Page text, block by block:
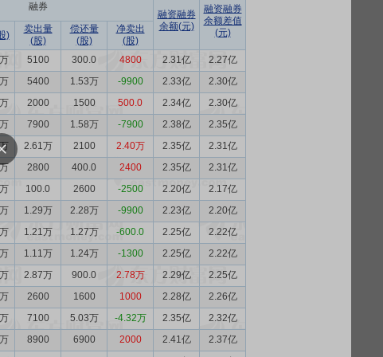
融券
融资融券
余额(元)
融资融券
余额差值
(元)
)
卖出量
(股)
偿还量
(股)
净卖出
(股)
5100 300.0 4800 2.31亿
2.27亿
5400 1.53万 -9900 2.33亿
2.30亿
2000 1500 500.0 2.34亿
2.30亿
7900 1.58万 -7900 2.38亿
2.35亿
2.61万 2100 2.40万 2.35亿
2.31亿
2800 400.0 2400 2.35亿
2.31亿
100.0 2600 -2500 2.20亿
2.17亿
1.29万 2.28万 -9900 2.23亿
2.20亿
1.21万 1.27万 -600.0 2.25亿
2.22亿
1.11万 1.24万 -1300 2.25亿
2.22亿
2.87万 900.0 2.78万 2.29亿
2.25亿
2600 1600 1000 2.28亿
2.26亿
7100 5.03万 -4.32万 2.35亿
2.32亿
8900 6900 2000 2.41亿
2.37亿